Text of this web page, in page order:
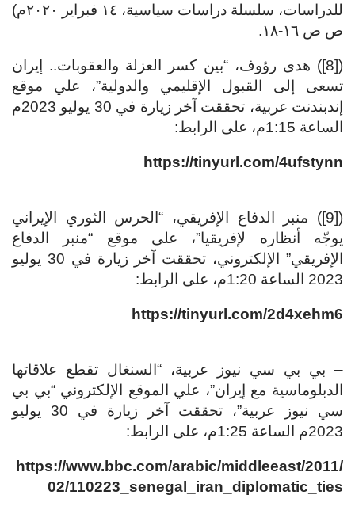
للدراسات، سلسلة دراسات سياسية، ١٤ فبراير ٢٠٢٠م)
ص ص ١٦-١٨.
([8]) هدى رؤوف، “بين كسر العزلة والعقوبات.. إيران
تسعى إلى القبول الإقليمي والدولية”، علي موقع
إندبندنت عربية، تحققت آخر زيارة في 30 يوليو 2023م
الساعة 1:15م، على الرابط:
([9]) منبر الدفاع الإفريقي، “الحرس الثوري الإيراني
يوجّه أنظاره لإفريقيا”، على موقع “منبر الدفاع
الإفريقي” الإلكتروني، تحققت آخر زيارة في 30 يوليو
2023 الساعة 1:20م، على الرابط:
– بي بي سي نيوز عربية، “السنغال تقطع علاقاتها
الدبلوماسية مع إيران”، علي الموقع الإلكتروني “بي بي
سي نيوز عربية”، تحققت آخر زيارة في 30 يوليو
2023م الساعة 1:25م، على الرابط:
https://www.bbc.com/arabic/middleeast/2011/
02/110223_senegal_iran_diplomatic_ties